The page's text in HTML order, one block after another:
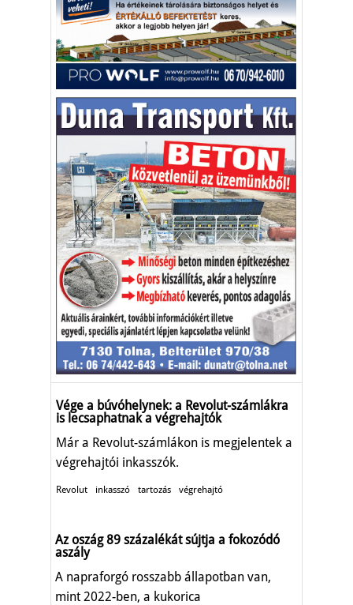
Vége a búvóhelynek: a Revolut-számlákra
is lecsaphatnak a végrehajtók
Már a Revolut-számlákon is megjelentek a
végrehajtói inkasszók.
Revolut inkasszó tartozás végrehajtó
Az oszág 89 százalékát sújtja a fokozódó
aszály
A napraforgó rosszabb állapotban van,
mint 2022-ben, a kukorica